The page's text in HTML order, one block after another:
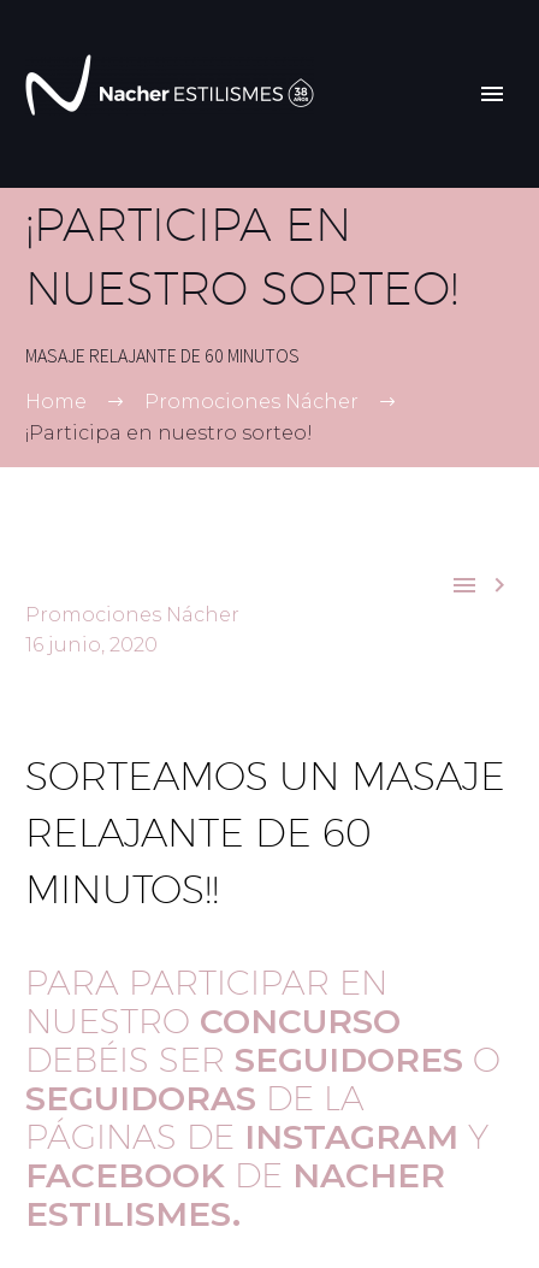
¡PARTICIPA EN
NUESTRO SORTEO!
MASAJE RELAJANTE DE 60 MINUTOS
Home
Promociones Nácher
¡Participa en nuestro sorteo!
 
Promociones Nácher
16 junio, 2020
SORTEAMOS UN MASAJE
RELAJANTE DE 60
MINUTOS!!
PARA PARTICIPAR EN
NUESTRO CONCURSO
DEBÉIS SER SEGUIDORES O
SEGUIDORAS DE LA
PÁGINAS DE INSTAGRAM Y
FACEBOOK DE NACHER
ESTILISMES.